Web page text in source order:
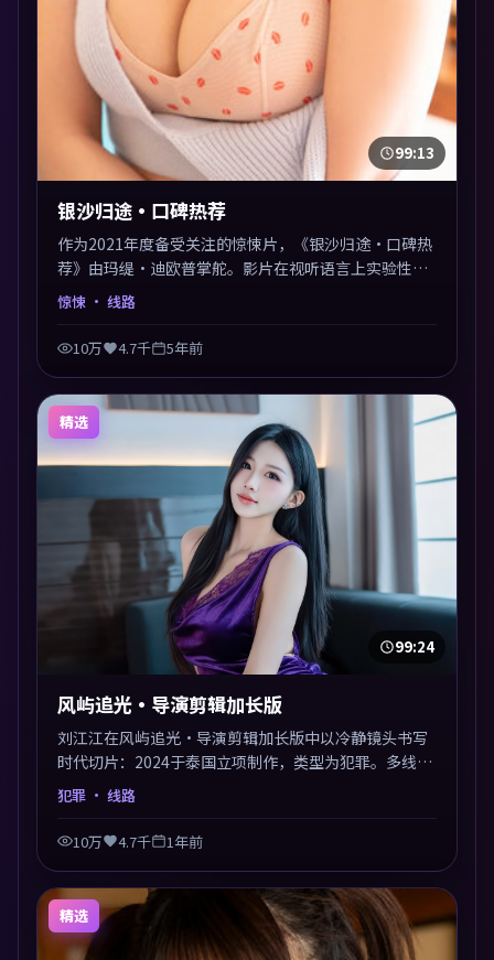
99:13
银沙归途·口碑热荐
作为2021年度备受关注的惊悚片，《银沙归途·口碑热
荐》由玛缇·迪欧普掌舵。影片在视听语言上实验性与
可看性兼顾，人物关系错综复杂，后劲十足。美术与服
惊悚 · 线路
10万 4.7千 5年前
精选
99:24
风屿追光·导演剪辑加长版
刘江江在风屿追光·导演剪辑加长版中以冷静镜头书写
时代切片：2024于泰国立项制作，类型为犯罪。多线叙
事交汇于终局，真相与救赎并行，适合喜欢细读表演的
影迷。摄影与配乐高度统一，城市夜景与内心戏互为镜
像。
犯罪 · 线路
10万 4.7千 1年前
精选